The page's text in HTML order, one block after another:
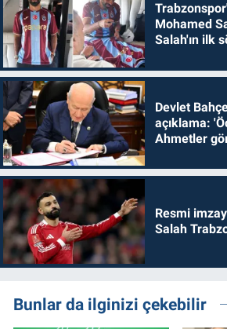
Mohamed
Salah'ın ilk
Devlet
açıklama:
Ahmetler
Resmi
Salah
Bunlar da ilginizi çekebilir